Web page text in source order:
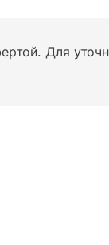
Для